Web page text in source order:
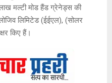
मल्टी मोड हैंड ग्रेनेड्स की
लिमिटेड (ईईएल), (सोलर
किए हैं।